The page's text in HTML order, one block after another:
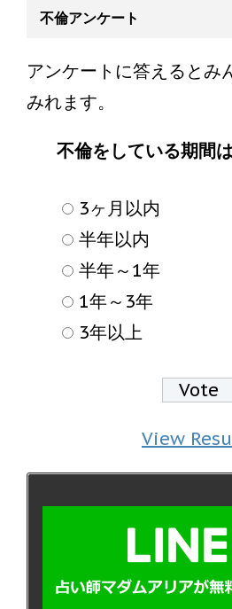
不倫アンケート
アンケートに答えるとみ
みれます。
不倫をしている期間
3ヶ月以内
半年以内
半年～1年
1年～3年
3年以上
View